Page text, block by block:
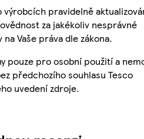
pravidelně
za jakékoliv nesprávné
Vaše práva dle zákona.
pouze pro osobní použití a
předchozího souhlasu Tesco
uvedení zdroje.